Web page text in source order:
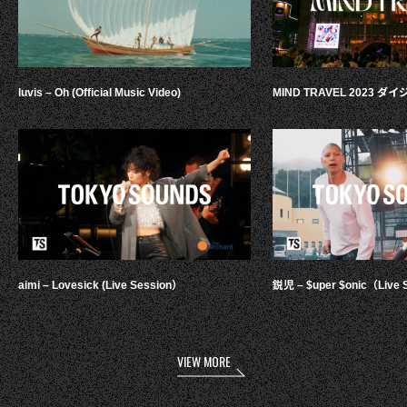
luvis – Oh (Official Music Video)
aimi – Lovesick (Live Session）
MIND TRAVEL 2023 ダイ
鋭児 – $uper $onic（Live
VIEW MORE